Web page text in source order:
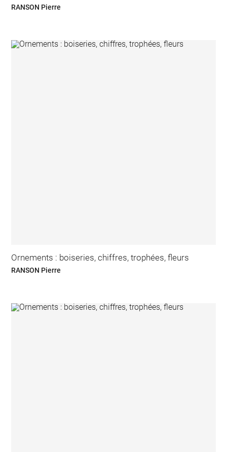
RANSON Pierre
Ornements : boiseries, chiffres, trophées, fleurs
RANSON Pierre